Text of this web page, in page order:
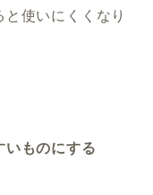
使いにくくなり
いものにする